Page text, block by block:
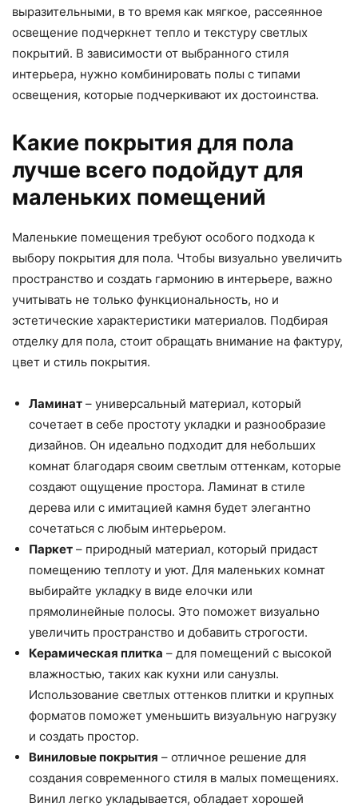
выразительными, в то время как мягкое, рассеянное
освещение подчеркнет тепло и текстуру светлых
покрытий. В зависимости от выбранного стиля
интерьера, нужно комбинировать полы с типами
освещения, которые подчеркивают их достоинства.
Какие покрытия для пола
лучше всего подойдут для
маленьких помещений
Маленькие помещения требуют особого подхода к
выбору покрытия для пола. Чтобы визуально увеличить
пространство и создать гармонию в интерьере, важно
учитывать не только функциональность, но и
эстетические характеристики материалов. Подбирая
отделку для пола, стоит обращать внимание на фактуру,
цвет и стиль покрытия.
Ламинат – универсальный материал, который
сочетает в себе простоту укладки и разнообразие
дизайнов. Он идеально подходит для небольших
комнат благодаря своим светлым оттенкам, которые
создают ощущение простора. Ламинат в стиле
дерева или с имитацией камня будет элегантно
сочетаться с любым интерьером.
Паркет – природный материал, который придаст
помещению теплоту и уют. Для маленьких комнат
выбирайте укладку в виде елочки или
прямолинейные полосы. Это поможет визуально
увеличить пространство и добавить строгости.
Керамическая плитка – для помещений с высокой
влажностью, таких как кухни или санузлы.
Использование светлых оттенков плитки и крупных
форматов поможет уменьшить визуальную нагрузку
и создать простор.
Виниловые покрытия – отличное решение для
создания современного стиля в малых помещениях.
Винил легко укладывается, обладает хорошей